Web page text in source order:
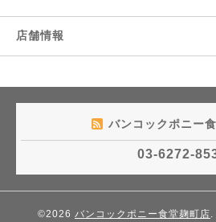
店舗情報
バンコックポニー
03-6272-
©2026 バンコックポニー食堂麹町店.